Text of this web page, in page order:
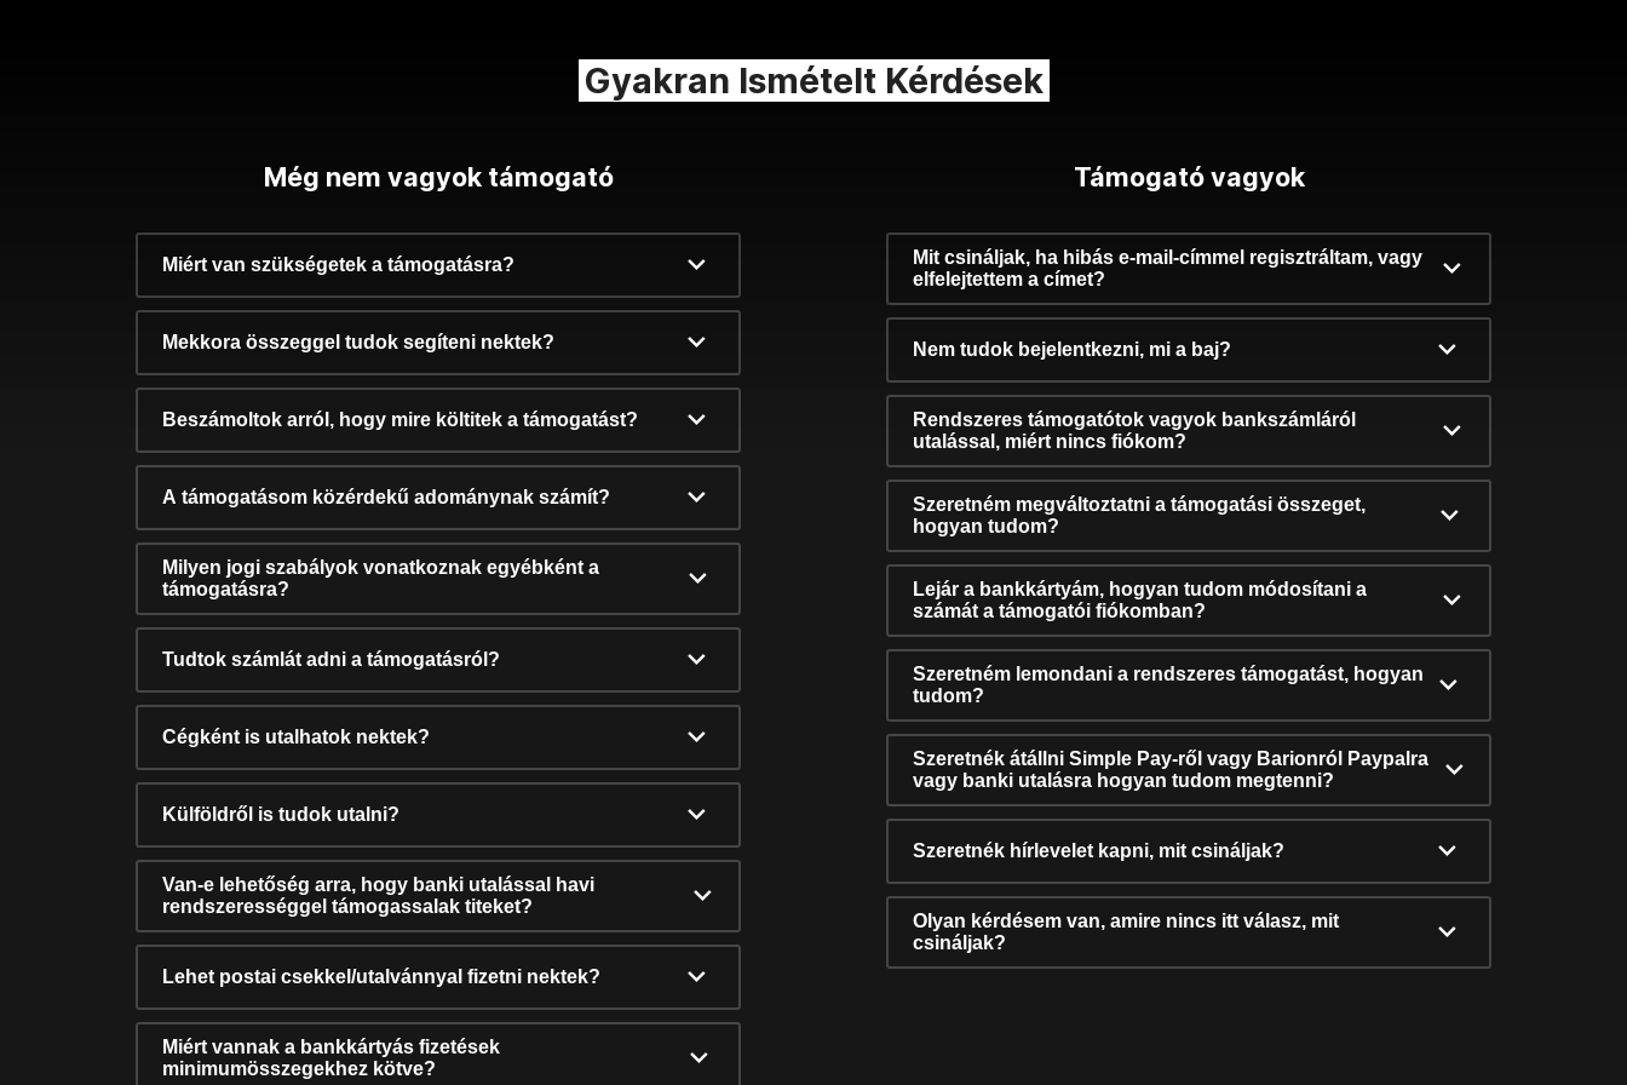
Gyakran Ismételt Kérdések
Még nem vagyok támogató
Miért van szükségetek a támogatásra?
Mekkora összeggel tudok segíteni nektek?
Beszámoltok arról, hogy mire költitek a támogatást?
A támogatásom közérdekű adománynak számít?
Milyen jogi szabályok vonatkoznak egyébként a
támogatásra?
Tudtok számlát adni a támogatásról?
Cégként is utalhatok nektek?
Külföldről is tudok utalni?
Van-e lehetőség arra, hogy banki utalással havi
rendszerességgel támogassalak titeket?
Lehet postai csekkel/utalvánnyal fizetni nektek?
Miért vannak a bankkártyás fizetések
minimumösszegekhez kötve?
Támogató vagyok
Mit csináljak, ha hibás e-mail-címmel regisztráltam, vagy
elfelejtettem a címet?
Nem tudok bejelentkezni, mi a baj?
Rendszeres támogatótok vagyok bankszámláról
utalással, miért nincs fiókom?
Szeretném megváltoztatni a támogatási összeget,
hogyan tudom?
Lejár a bankkártyám, hogyan tudom módosítani a
számát a támogatói fiókomban?
Szeretném lemondani a rendszeres támogatást, hogyan
tudom?
Szeretnék átállni Simple Pay-ről vagy Barionról Paypalra
vagy banki utalásra hogyan tudom megtenni?
Szeretnék hírlevelet kapni, mit csináljak?
Olyan kérdésem van, amire nincs itt válasz, mit
csináljak?